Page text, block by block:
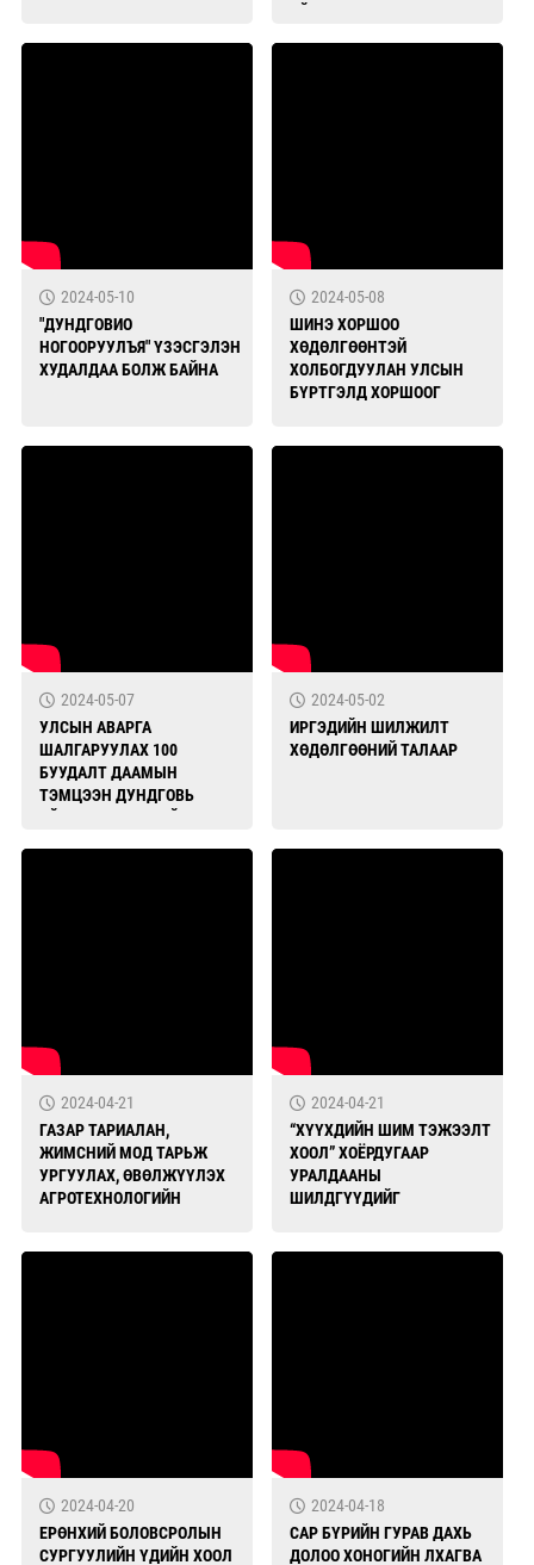
2024-05-10
"ДУНДГОВИО
НОГООРУУЛЪЯ" ҮЗЭСГЭЛЭН
ХУДАЛДАА БОЛЖ БАЙНА
2024-05-08
ШИНЭ ХОРШОО
ХӨДӨЛГӨӨНТЭЙ
ХОЛБОГДУУЛАН УЛСЫН
БҮРТГЭЛД ХОРШООГ
2024-05-07
УЛСЫН АВАРГА
ШАЛГАРУУЛАХ 100
БУУДАЛТ ДААМЫН
ТЭМЦЭЭН ДУНДГОВЬ
2024-05-02
ИРГЭДИЙН ШИЛЖИЛТ
ХӨДӨЛГӨӨНИЙ ТАЛААР
2024-04-21
ГАЗАР ТАРИАЛАН,
ЖИМСНИЙ МОД ТАРЬЖ
УРГУУЛАХ, ӨВӨЛЖҮҮЛЭХ
АГРОТЕХНОЛОГИЙН
2024-04-21
“ХҮҮХДИЙН ШИМ ТЭЖЭЭЛТ
ХООЛ” ХОЁРДУГААР
УРАЛДААНЫ
ШИЛДГҮҮДИЙГ
2024-04-20
ЕРӨНХИЙ БОЛОВСРОЛЫН
СУРГУУЛИЙН ҮДИЙН ХООЛ
2024-04-18
САР БҮРИЙН ГУРАВ ДАХЬ
ДОЛОО ХОНОГИЙН ЛХАГВА